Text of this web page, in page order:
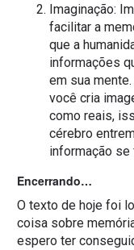
Imaginação:
facilitar a
que a
informações
em sua
você cria
como reais,
cérebro
informação se
Encerrando…
O texto de hoje foi
coisa sobre
espero ter